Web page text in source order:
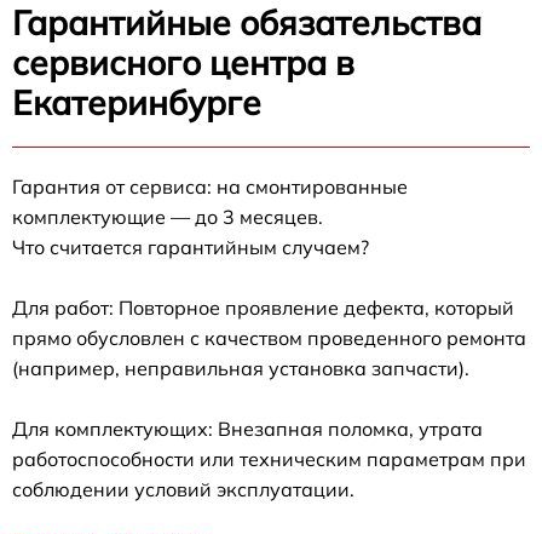
Гарантийные обязательства
сервисного центра в
Екатеринбурге
Гарантия от сервиса: на смонтированные
комплектующие — до 3 месяцев.
Что считается гарантийным случаем?
Для работ: Повторное проявление дефекта, который
прямо обусловлен с качеством проведенного ремонта
(например, неправильная установка запчасти).
Для комплектующих: Внезапная поломка, утрата
работоспособности или техническим параметрам при
соблюдении условий эксплуатации.